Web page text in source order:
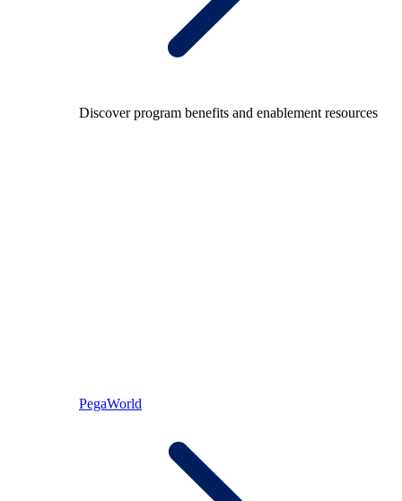
Discover program benefits and enablement resources
PegaWorld